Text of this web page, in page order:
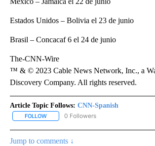
Estados Unidos – Bolivia el 23 de junio
Brasil – Concacaf 6 el 24 de junio
The-CNN-Wire
™ & © 2023 Cable News Network, Inc., a
Discovery Company. All rights reserved.
Article Topic Follows: CNN-Spanish
FOLLOW FOLLOW "CNN-SPANISH" TO RECEIVE
0 Followers
Jump to comments ↓